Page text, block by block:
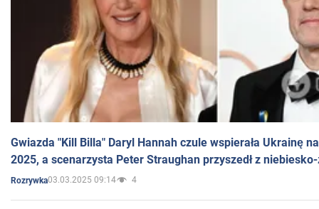
Gwiazda "Kill Billa" Daryl Hannah czule wspierała Ukrainę
2025, a scenarzysta Peter Straughan przyszedł z
Rozrywka03.03.2025 09:14 4